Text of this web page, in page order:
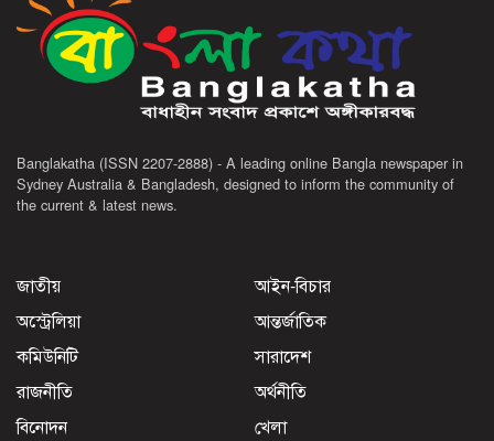
Banglakatha (ISSN 2207-2888) - A leading online Bangla newspaper in
Sydney Australia & Bangladesh, designed to inform the community of
the current & latest news.
জাতীয়
আইন-বিচার
অস্ট্রেলিয়া
আন্তর্জাতিক
কমিউনিটি
সারাদেশ
রাজনীতি
অর্থনীতি
বিনোদন
খেলা